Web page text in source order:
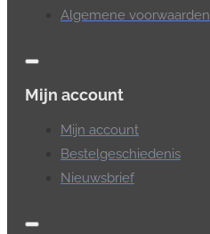
Algemene voorwaarden
Mijn account
Mijn account
Bestelgeschiedenis
Nieuwsbrief